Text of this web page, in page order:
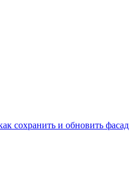
сохранить и обновить фасад